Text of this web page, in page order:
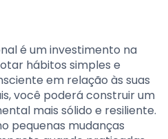
é um investimento na
hábitos simples e
em relação às suas
você poderá construir um
mais sólido e resiliente.
pequenas mudanças